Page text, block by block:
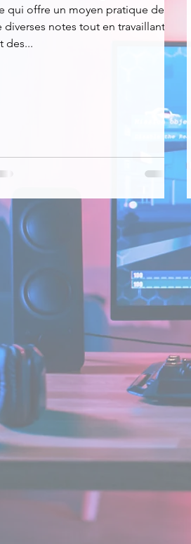
Sécurité Services en
qui offre un moyen pratique de
diverses notes tout en travaillant,
des...